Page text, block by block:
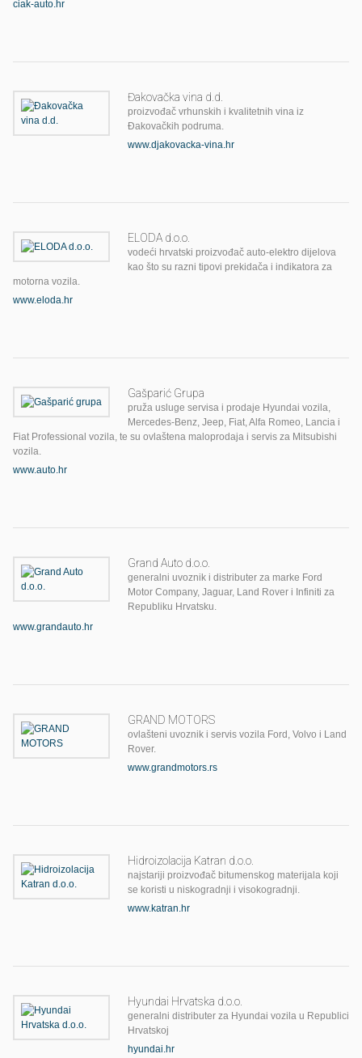
ciak-auto.hr
Đakovačka vina d.d.
proizvođač vrhunskih i kvalitetnih vina iz
Đakovačkih podruma.
www.djakovacka-vina.hr
ELODA d.o.o.
vodeći hrvatski proizvođač auto-elektro dijelova
kao što su razni tipovi prekidača i indikatora za
motorna vozila.
www.eloda.hr
Gašparić Grupa
pruža usluge servisa i prodaje Hyundai vozila,
Mercedes-Benz, Jeep, Fiat, Alfa Romeo, Lancia i
Fiat Professional vozila, te su ovlaštena maloprodaja i servis za Mitsubishi
vozila.
www.auto.hr
Grand Auto d.o.o.
generalni uvoznik i distributer za marke Ford
Motor Company, Jaguar, Land Rover i Infiniti za
Republiku Hrvatsku.
www.grandauto.hr
GRAND MOTORS
ovlašteni uvoznik i servis vozila Ford, Volvo i Land
Rover.
www.grandmotors.rs
Hidroizolacija Katran d.o.o.
najstariji proizvođač bitumenskog materijala koji
se koristi u niskogradnji i visokogradnji.
www.katran.hr
Hyundai Hrvatska d.o.o.
generalni distributer za Hyundai vozila u Republici
Hrvatskoj
hyundai.hr